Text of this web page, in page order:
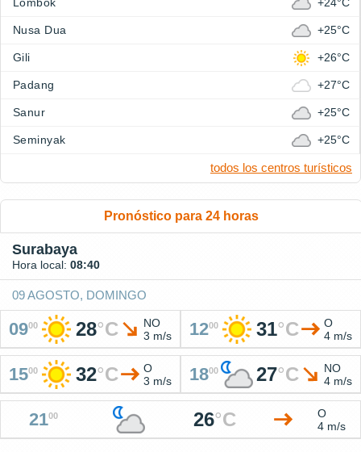
Lombok +24°C
Nusa Dua +25°C
Gili +26°C
Padang +27°C
Sanur +25°C
Seminyak +25°C
todos los centros turísticos
Pronóstico para 24 horas
Surabaya
Hora local: 08:40
09 AGOSTO, DOMINGO
0900 28°C
NO
3 m/s
1200 31°C
O
4 m/s
1500 32°C
O
3 m/s
1800 27°C
NO
4 m/s
2100 26°C
O
4 m/s